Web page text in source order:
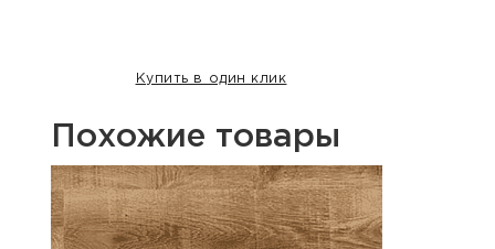
Купить в один клик
Похожие товары